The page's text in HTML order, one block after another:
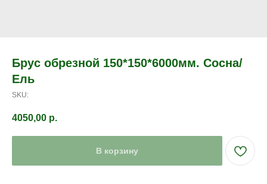
Брус обрезной 150*150*6000мм. Сосна/
Ель
SKU:
4050,00 р.
В корзину